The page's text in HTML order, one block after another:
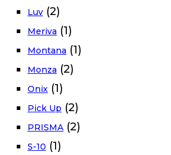
Luv (2)
Meriva (1)
Montana (1)
Monza (2)
Onix (1)
Pick Up (2)
PRISMA (2)
S-10 (1)